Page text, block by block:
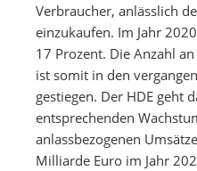
Verbraucher, anlässlich
einzukaufen. Im Jahr
17 Prozent. Die Anzahl
ist somit in den
gestiegen. Der HDE geht
entsprechenden
anlassbezogenen
Milliarde Euro im Jahr